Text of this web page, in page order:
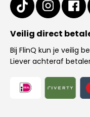
Veilig direct
Bij FlinQ kun je veilig
Liever achteraf